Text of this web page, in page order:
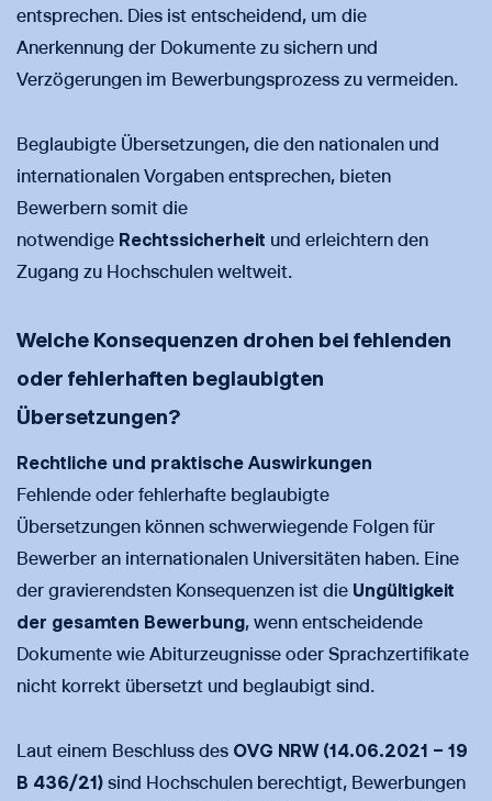
entsprechen. Dies ist entscheidend, um die
Anerkennung der Dokumente zu sichern und
Verzögerungen im Bewerbungsprozess zu vermeiden.
Beglaubigte Übersetzungen, die den nationalen und
internationalen Vorgaben entsprechen, bieten
Bewerbern somit die
notwendige Rechtssicherheit und erleichtern den
Zugang zu Hochschulen weltweit.
Welche Konsequenzen drohen bei fehlenden
oder fehlerhaften beglaubigten
Übersetzungen?
Rechtliche und praktische Auswirkungen
Fehlende oder fehlerhafte beglaubigte
Übersetzungen können schwerwiegende Folgen für
Bewerber an internationalen Universitäten haben. Eine
der gravierendsten Konsequenzen ist die Ungültigkeit
der gesamten Bewerbung, wenn entscheidende
Dokumente wie Abiturzeugnisse oder Sprachzertifikate
nicht korrekt übersetzt und beglaubigt sind.
Laut einem Beschluss des OVG NRW (14.06.2021 – 19
B 436/21) sind Hochschulen berechtigt, Bewerbungen